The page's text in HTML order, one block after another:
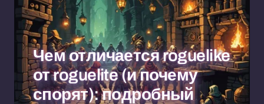
Чем отличается roguelike
от roguelite (и почему
спорят): подробный